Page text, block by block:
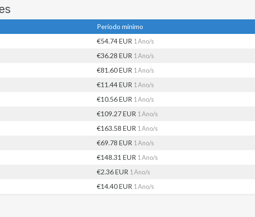
Período mínimo
€54.74 EUR 1 Ano/s
€36.28 EUR 1 Ano/s
€81.60 EUR 1 Ano/s
€11.44 EUR 1 Ano/s
€10.56 EUR 1 Ano/s
€109.27 EUR 1 Ano/s
€163.58 EUR 1 Ano/s
€69.78 EUR 1 Ano/s
€148.31 EUR 1 Ano/s
€2.36 EUR 1 Ano/s
€14.40 EUR 1 Ano/s